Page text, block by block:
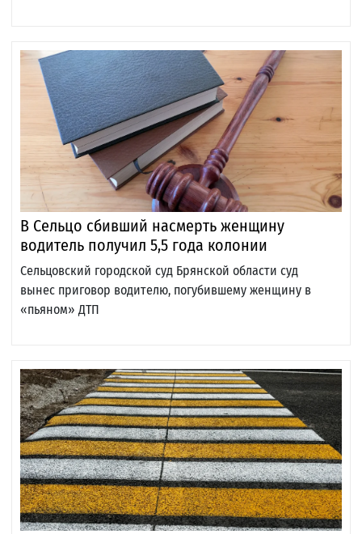
В Сельцо сбивший насмерть женщину
водитель получил 5,5 года колонии
Сельцовский городской суд Брянской области суд
вынес приговор водителю, погубившему женщину в
«пьяном» ДТП